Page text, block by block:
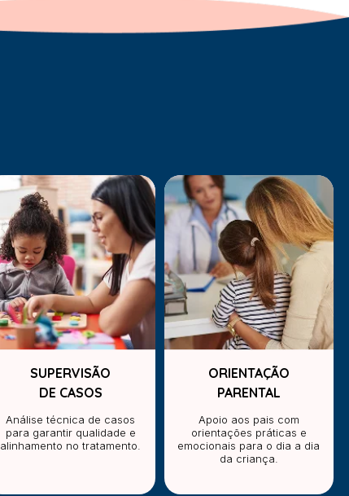
SUPERVISÃO
DE CASOS
Análise técnica de casos
para garantir qualidade e
alinhamento no tratamento.
ORIENTAÇÃO
PARENTAL
Apoio aos pais com
orientações práticas e
emocionais para o dia a dia
da criança.